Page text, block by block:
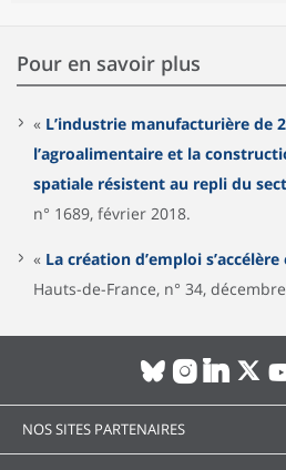
Pour en savoir plus
« L’industrie manufacturière de
l’agroalimentaire et la
spatiale résistent au repli du
n° 1689, février 2018.
« La création d’emploi s’accélère
Hauts-de-France, n° 34,
NOS SITES PARTENAIRES